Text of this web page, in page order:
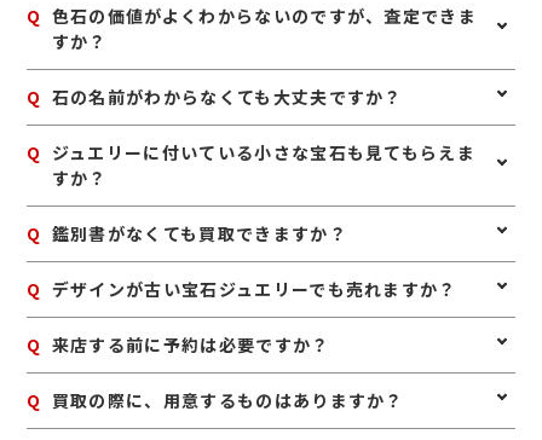
A 宝石は、鑑別書や鑑定書、購入時の付属品があれば一緒
にお持ちいただくのがおすすめです。また、ジュエリー
として保管されている場合は、枠や地金も含めて査定で
ず、購入時に近い状態でお持ちいただくと安心です。
Q 色石の価値がよくわからないのですが、査定できま
すか？
A はい、査定可能です。ルビー、サファイア、エメラルド
Q 石の名前がわからなくても大丈夫ですか？
A はい、大丈夫です。ご自身で宝石の種類がわからなくて
も問題ありません。お持ち込みいただければ、確認しな
がら査定いたします。
Q ジュエリーに付いている小さな宝石も見てもらえま
すか？
A はい、ジュエリー全体として査定いたします。中央の石
Q 鑑別書がなくても買取できますか？
A はい、鑑別書がなくても査定は可能です。鑑別書がある
Q デザインが古い宝石ジュエリーでも売れますか？
A はい、古いデザインでも宝石や素材に価値があれば査定
Q 来店する前に予約は必要ですか？
A 予約は必要ありませんのでいつでもお越しいただけます
Q 買取の際に、用意するものはありますか？